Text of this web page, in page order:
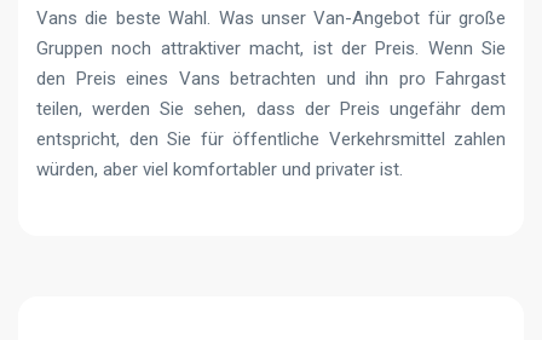
Vans die beste Wahl. Was unser Van-Angebot für große
Gruppen noch attraktiver macht, ist der Preis. Wenn Sie
den Preis eines Vans betrachten und ihn pro Fahrgast
teilen, werden Sie sehen, dass der Preis ungefähr dem
entspricht, den Sie für öffentliche Verkehrsmittel zahlen
würden, aber viel komfortabler und privater ist.